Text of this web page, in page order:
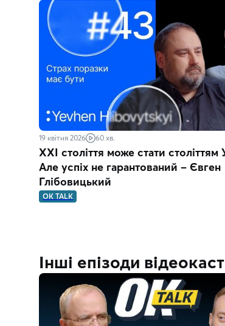
19 квітня 2026 60 хв.
XXI століття може стати століттям
Але успіх не гарантований – Євген
Глібовицький
OK TALK
Інші епізоди